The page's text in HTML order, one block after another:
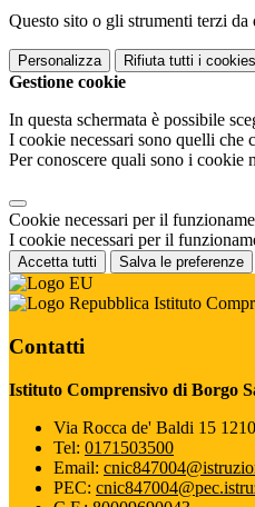
Questo sito o gli strumenti terzi
Personalizza Rifiuta tutti i cookies
Gestione cookie
In questa schermata è possibile
I cookie necessari sono quelli che
Per conoscere quali sono i cookie
Cookie necessari per il
I cookie necessari per il
Accetta tutti Salva le preferenze
Istituto
Contatti
Istituto Comprensivo di Borgo
Via Rocca de' Baldi 15
Tel: 0171503500
Email:
PEC: